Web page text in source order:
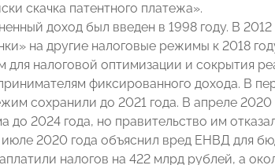
скачка патентного платежа».
доход был введен в 1998 году. В
на другие налоговые режимы к 2018
для налоговой оптимизации и сокрытия
фиксированного дохода. В
сохранили до 2021 года. В апреле
до 2024 года, но правительство им
2020 года объяснил вред ЕНВД для
налогов на 422 млрд рублей, а